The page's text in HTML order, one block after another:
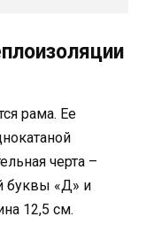
рама. Ее
черта –
буквы «Д» и
12,5 см.